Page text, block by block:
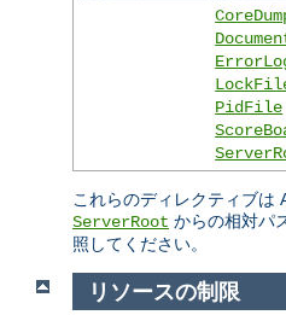
PidFile
これらのディレクティブは
ServerRoot からの相対パ
照してください。
リソースの制限